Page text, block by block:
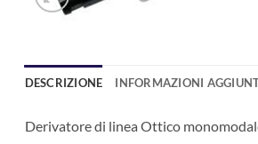
DESCRIZIONE INFORMAZIONI
Derivatore di linea Ottico